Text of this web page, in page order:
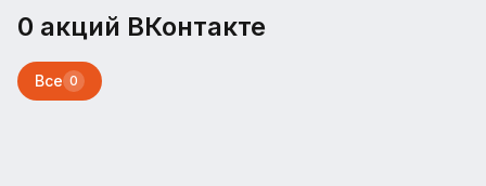
0 акций ВКонтакте
Все 0